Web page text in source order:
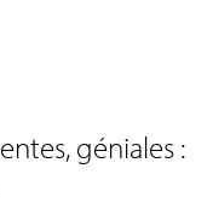
géniales :